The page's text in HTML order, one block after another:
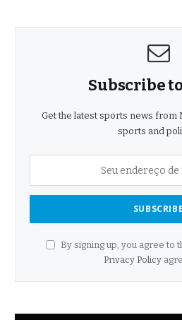
Subscribe
Get the latest sports news from
sports and
By signing up, you agree to
Privacy Policy